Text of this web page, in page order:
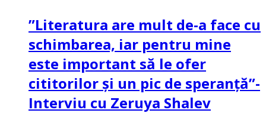
”Literatura are mult de-a face cu
schimbarea, iar pentru mine
este important să le ofer
cititorilor și un pic de speranță”-
Interviu cu Zeruya Shalev